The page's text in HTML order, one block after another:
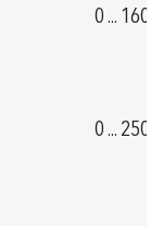
0 ... 160
0 ... 250